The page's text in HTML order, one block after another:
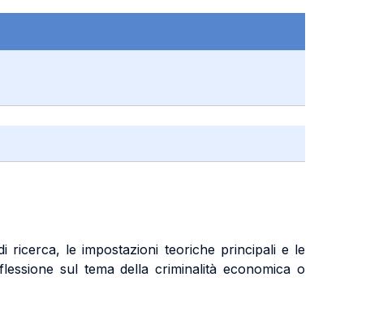
ricerca, le impostazioni teoriche principali e le
sul tema della criminalità economica o